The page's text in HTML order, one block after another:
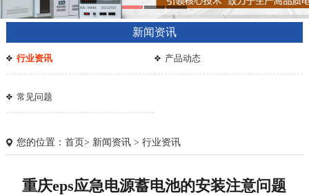
新闻资讯
行业资讯 产品动态
常见问题
您的位置： 首页> 新闻资讯> 行业资讯
重庆eps应急电源蓄电池的安装注意问题